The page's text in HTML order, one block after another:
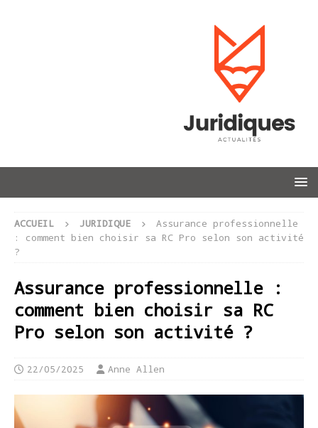
ACCUEIL JURIDIQUE
Assurance professionnelle
: comment bien choisir sa RC Pro selon son activité
?
Assurance professionnelle :
comment bien choisir sa RC
Pro selon son activité ?
22/05/2025 Anne Allen